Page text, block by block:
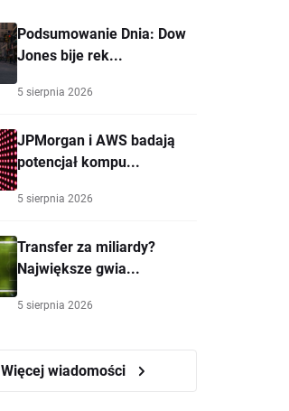
Podsumowanie Dnia: Dow
Jones bije rek...
5 sierpnia 2026
JPMorgan i AWS badają
potencjał kompu...
5 sierpnia 2026
Transfer za miliardy?
Największe gwia...
5 sierpnia 2026
Więcej wiadomości